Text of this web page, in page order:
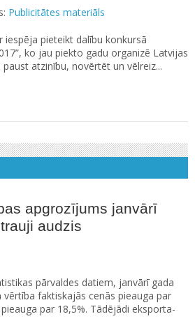
Publicitātes materiāls
pieteikt dalību konkursā
ko jau piekto gadu organizē Latvijas
atzinību, novērtēt un vēlreiz...
apgrozījums janvārī
audzis
pārvaldes datiem, janvārī gada
faktiskajās cenās pieauga par
par 18,5%. Tādējādi eksporta-